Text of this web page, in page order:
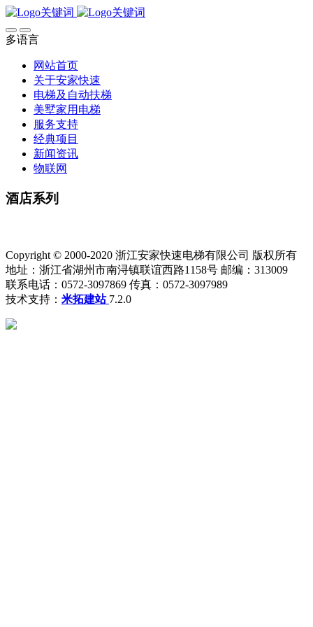
多语言
网站首页
关于安家快速
电梯及自动扶梯
美墅家用电梯
服务支持
经典项目
新闻资讯
物联网
酒店系列
Copyright © 2000-2020 浙江安家快速电梯有限公司 版权所有
地址：浙江省湖州市南浔镇联谊西路1158号 邮编：313009
联系电话：0572-3097869 传真：0572-3097989
技术支持： 米拓建站 7.2.0